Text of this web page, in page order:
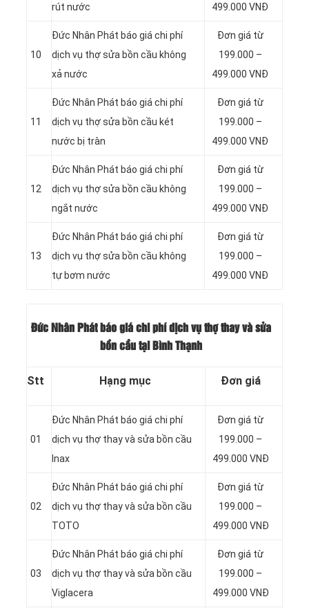
rút nước
499.000 VNĐ
10
Đức Nhân Phát báo giá chi phí
dịch vụ thợ sửa bồn cầu không
xả nước
Đơn giá từ
199.000 –
499.000 VNĐ
11
Đức Nhân Phát báo giá chi phí
dịch vụ thợ sửa bồn cầu két
nước bị tràn
Đơn giá từ
199.000 –
499.000 VNĐ
12
Đức Nhân Phát báo giá chi phí
dịch vụ thợ sửa bồn cầu không
ngắt nước
Đơn giá từ
199.000 –
499.000 VNĐ
13
Đức Nhân Phát báo giá chi phí
dịch vụ thợ sửa bồn cầu không
tự bơm nước
Đơn giá từ
199.000 –
499.000 VNĐ
Đức Nhân Phát báo giá chi phí dịch vụ thợ thay và sửa
bồn cầu tại Bình Thạnh
Stt Hạng mục Đơn giá
01
Đức Nhân Phát báo giá chi phí
dịch vụ thợ thay và sửa bồn cầu
Inax
Đơn giá từ
199.000 –
499.000 VNĐ
02
Đức Nhân Phát báo giá chi phí
dịch vụ thợ thay và sửa bồn cầu
TOTO
Đơn giá từ
199.000 –
499.000 VNĐ
03
Đức Nhân Phát báo giá chi phí
dịch vụ thợ thay và sửa bồn cầu
Viglacera
Đơn giá từ
199.000 –
499.000 VNĐ